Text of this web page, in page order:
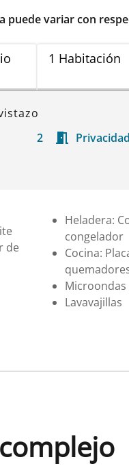
puede variar con
1 Habitación
2
de
Heladera:
congelador
Cocina:
Microondas
Lavavajillas